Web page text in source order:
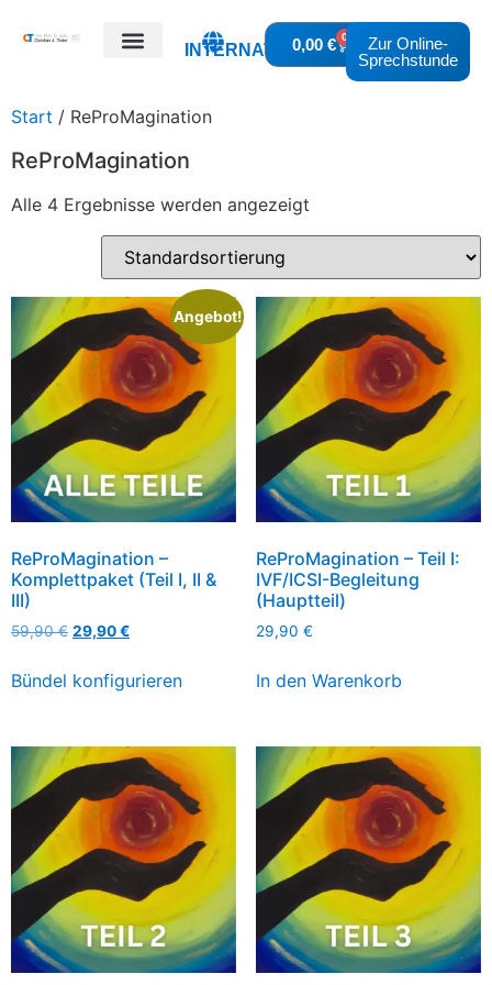
INTERNATIONAL
0,00€ 0
Zur Online-
Sprechstunde
Start / ReProMagination
ReProMagination
Alle 4 Ergebnisse werden angezeigt
Angebot!
ReProMagination –
Komplettpaket (Teil I, II &
III)
59,90€ 29,90€
Bündel konfigurieren
ReProMagination – Teil I:
IVF/ICSI-Begleitung
(Hauptteil)
29,90 €
In den Warenkorb